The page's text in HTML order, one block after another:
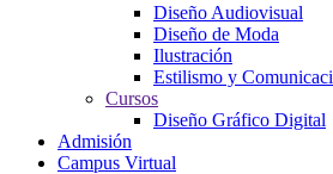
Diseño Audiovisual
Diseño de Moda
Ilustración
Estilismo y
Cursos
Diseño Gráfico Digital
Admisión
Campus Virtual